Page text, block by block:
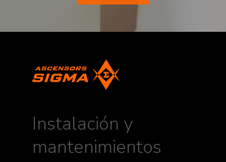
Instalación y
mantenimientos